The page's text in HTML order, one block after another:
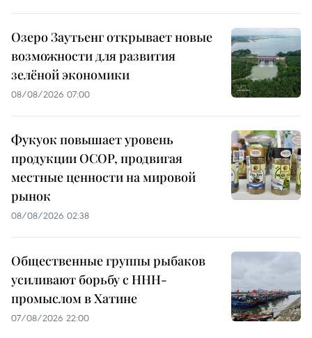
Озеро Заутьенг открывает новые
возможности для развития
зелёной экономики
08/08/2026 07:00
Фукуок повышает уровень
продукции OCOP, продвигая
местные ценности на мировой
рынок
08/08/2026 02:38
Общественные группы рыбаков
усиливают борьбу с ННН-
промыслом в Хатине
07/08/2026 22:00